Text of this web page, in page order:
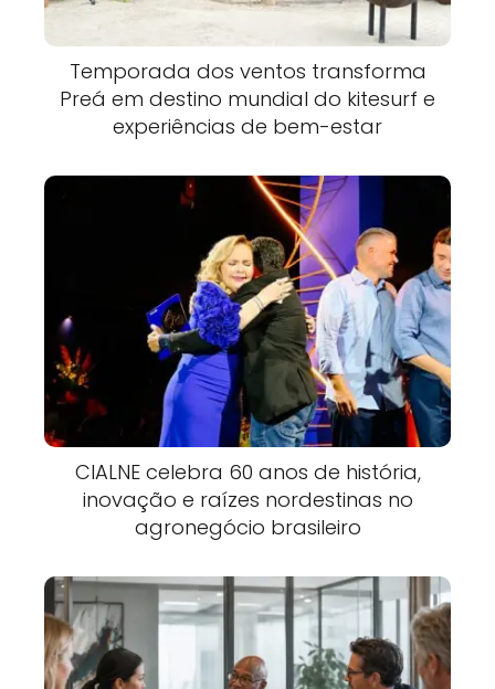
Temporada dos ventos transforma
Preá em destino mundial do kitesurf e
experiências de bem-estar
CIALNE celebra 60 anos de história,
inovação e raízes nordestinas no
agronegócio brasileiro